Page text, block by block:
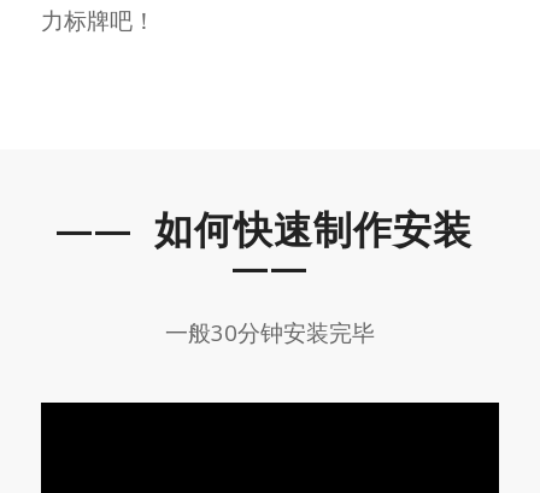
力标牌吧！
—— 如何快速制作安装
——
一般30分钟安装完毕